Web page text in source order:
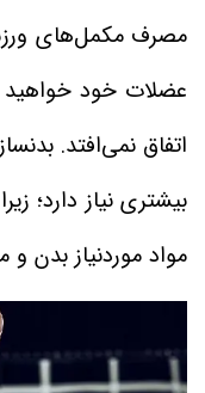
مصرف مکمل‌های
اتفاق نمی‌افتد.
بیشتری نیاز دارد؛
مواد موردنیاز بدن